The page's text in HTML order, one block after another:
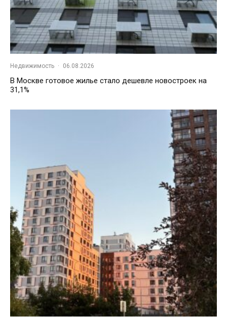
Недвижимость · 06.08.2026
В Москве готовое жилье стало дешевле новостроек на
31,1%